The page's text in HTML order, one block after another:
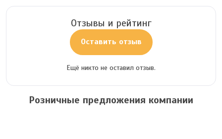
Отзывы и рейтинг
Оставить отзыв
Ещё никто не оставил отзыв.
Розничные предложения компании